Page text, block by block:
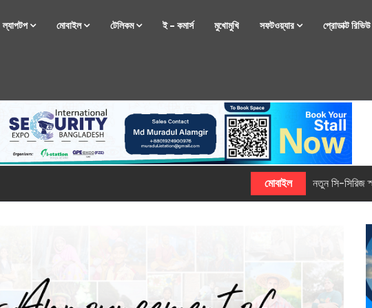
ল্যাপটপ মোবাইল টেলিকম ই – কমার্স মুখোমুখি সফটওয়্যার প্রোডাক্ট রিভিউ